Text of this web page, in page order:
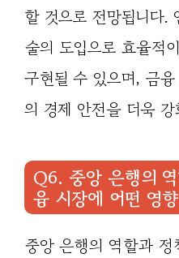
할 것으로 전망됩니다.
술의 도입으로 효율적
구현될 수 있으며, 금
의 경제 안전을 더욱
Q6. 중앙 은행의
융 시장에 어떤 영
중앙 은행의 역할과